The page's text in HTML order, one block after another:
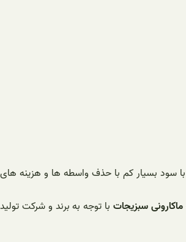
سود بسیار کم با حذف واسطه ها و هزینه های
سبزیجات با توجه به برند و شرکت تولید